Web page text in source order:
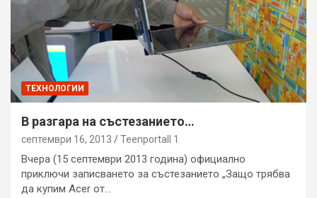
ТЕХНОЛОГИИ
В разгара на състезанието…
септември 16, 2013 Teenportall 1
Вчера (15 септември 2013 година) официално
приключи записването за състезанието „Защо трябва
да купим Acer от…